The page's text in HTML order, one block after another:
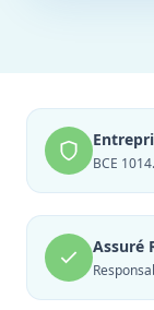
BCE
Assuré